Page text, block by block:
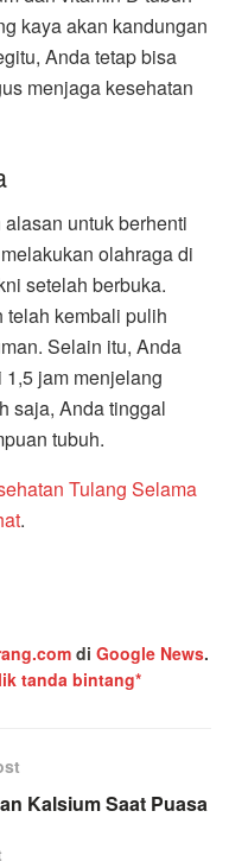
kaya akan kandungan
Anda tetap bisa
menjaga kesehatan
untuk berhenti
olahraga di
setelah berbuka.
telah kembali pulih
Selain itu, Anda
jam menjelang
saja, Anda tinggal
tubuh.
Tulang Selama
.
di Google News.
tanda bintang*
Kalsium Saat Puasa